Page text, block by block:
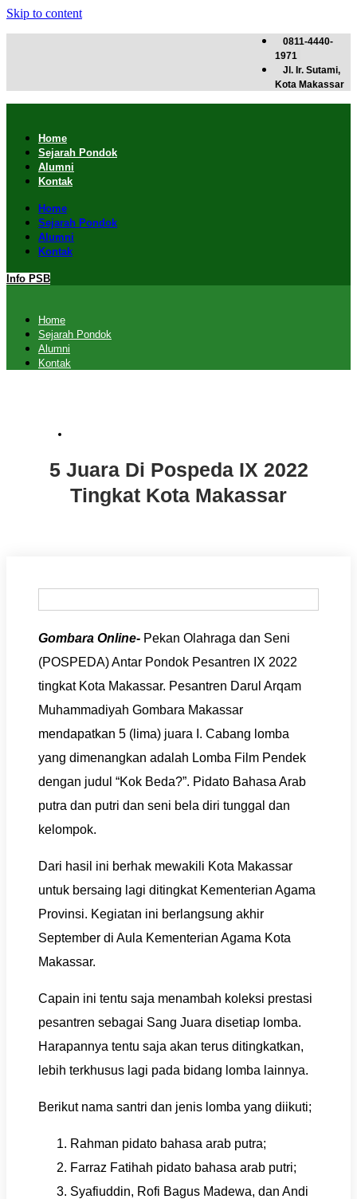
Skip to content
0811-4440-
1971
Jl. Ir. Sutami,
Kota Makassar
Home
Sejarah Pondok
Alumni
Kontak
Home
Sejarah Pondok
Alumni
Kontak
Info PSB
Home
Sejarah Pondok
Alumni
Kontak
5 Juara Di Pospeda IX 2022
Tingkat Kota Makassar
Gombara Online- Pekan Olahraga dan Seni
(POSPEDA) Antar Pondok Pesantren IX 2022
tingkat Kota Makassar. Pesantren Darul Arqam
Muhammadiyah Gombara Makassar
mendapatkan 5 (lima) juara I. Cabang lomba
yang dimenangkan adalah Lomba Film Pendek
dengan judul “Kok Beda?”. Pidato Bahasa Arab
putra dan putri dan seni bela diri tunggal dan
kelompok.
Dari hasil ini berhak mewakili Kota Makassar
untuk bersaing lagi ditingkat Kementerian Agama
Provinsi. Kegiatan ini berlangsung akhir
September di Aula Kementerian Agama Kota
Makassar.
Capain ini tentu saja menambah koleksi prestasi
pesantren sebagai Sang Juara disetiap lomba.
Harapannya tentu saja akan terus ditingkatkan,
lebih terkhusus lagi pada bidang lomba lainnya.
Berikut nama santri dan jenis lomba yang diikuti;
Rahman pidato bahasa arab putra;
Farraz Fatihah pidato bahasa arab putri;
Syafiuddin, Rofi Bagus Madewa, dan Andi